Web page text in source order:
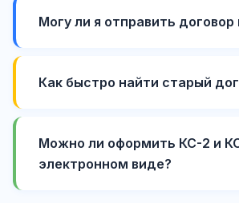
Могу ли я отправить договор
Как быстро найти старый
Можно ли оформить КС-2 и
электронном виде?